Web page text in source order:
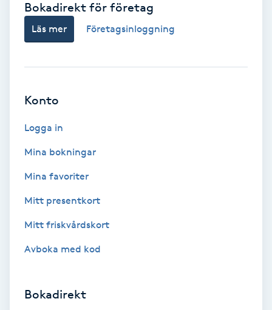
Babylights
Barber
Barnklippning
Blowout
Brynformning
Bokadirekt för företag
Läs mer Företagsinloggning
Konto
Logga in
Mina bokningar
Mina favoriter
Mitt presentkort
Mitt friskvårdskort
Avboka med kod
Bokadirekt